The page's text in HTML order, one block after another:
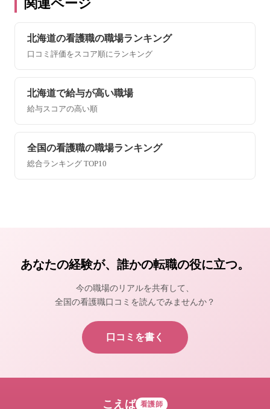
関連ページ
北海道の看護職の職場ランキング
口コミ評価をスコア順にランキング
北海道で給与が高い職場
給与スコアの高い順
全国の看護職の職場ランキング
総合ランキング TOP10
あなたの経験が、誰かの転職の役に立つ。
今の職場のリアルを共有して、
全国の看護職口コミを読んでみませんか？
口コミを書く
こえば 看護師